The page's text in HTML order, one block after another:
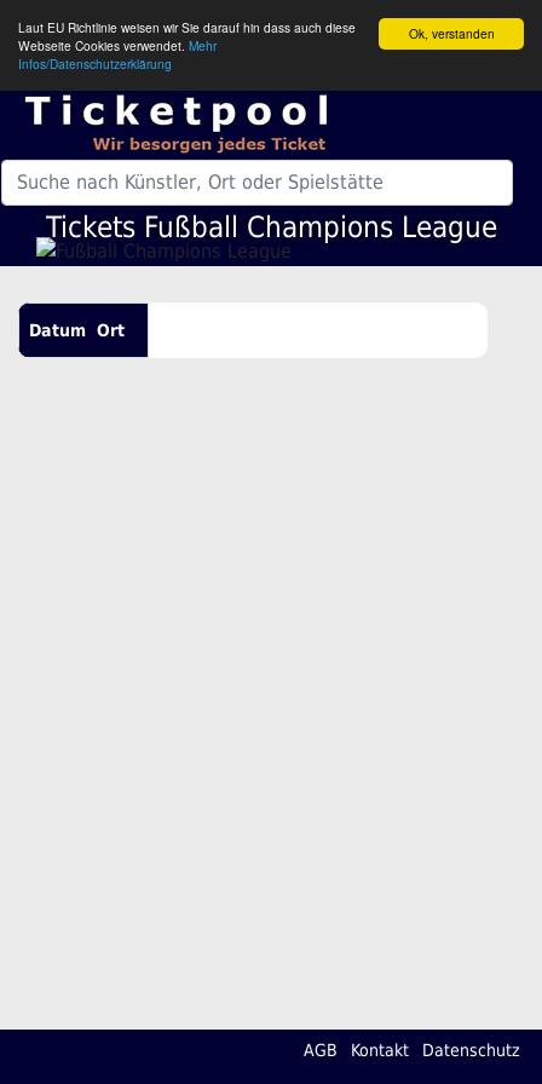
Ok, verstanden
Laut EU Richtlinie weisen wir Sie darauf hin dass auch diese
Webseite Cookies verwendet. Mehr
Infos/Datenschutzerklärung
Tickets Fußball Champions League
Datum Ort
AGB Kontakt Datenschutz